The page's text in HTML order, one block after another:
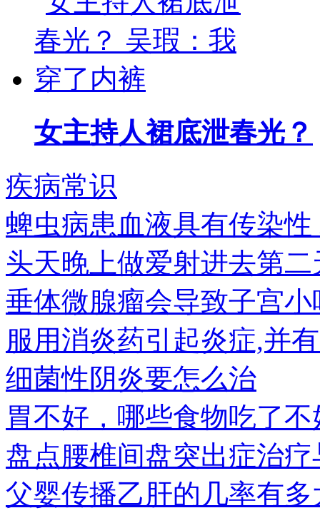
女主持人裙底泄春光？
疾病常识
蜱虫病患血液具有传染
头天晚上做爱射进去第
垂体微腺瘤会导致子宫小
服用消炎药引起炎症,并
细菌性阴炎要怎么治
胃不好，哪些食物吃了不
盘点腰椎间盘突出症治疗
父婴传播乙肝的几率有多